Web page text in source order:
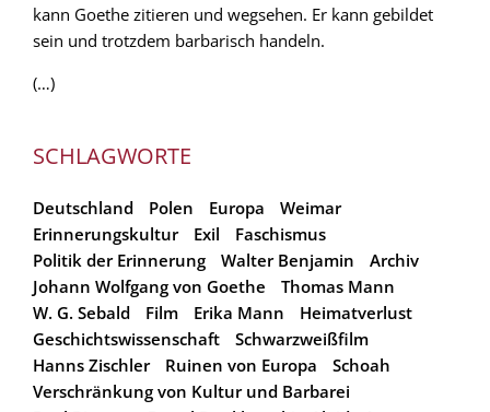
kann Goethe zitieren und wegsehen. Er kann gebildet
sein und trotzdem barbarisch handeln.
(…)
SCHLAGWORTE
Deutschland Polen Europa
Weimar
Erinnerungskultur
Exil
Faschismus
Politik der Erinnerung
Walter Benjamin
Archiv
Johann Wolfgang von Goethe
Thomas Mann
W. G. Sebald
Film Erika Mann
Heimatverlust
Geschichtswissenschaft
Schwarzweißfilm
Hanns Zischler
Ruinen von Europa
Schoah
Verschränkung von Kultur und Barbarei